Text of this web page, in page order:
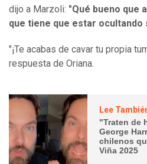
dijo a Marzoli: "Qué bueno que
que tiene que estar ocultando
"¡Te acabas de cavar tu propia
respuesta de Oriana.
Lee
"Traten de
George
chilenos
Viña 2025